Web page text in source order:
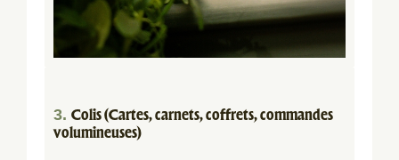
3. Colis (Cartes, carnets, coffrets, commandes
volumineuses)